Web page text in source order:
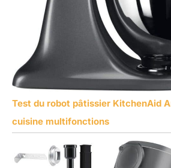
Test du robot pâtissier KitchenAid
cuisine multifonctions